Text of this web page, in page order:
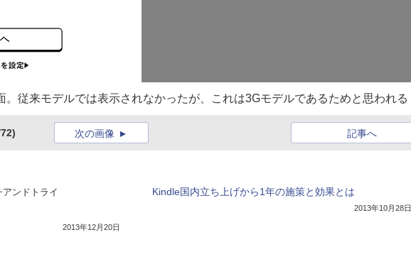
。従来モデルでは表示されなかったが、これは3Gモデルであるためと思われる
記事へ
次の画像
ンドトライ
2013年12月20日
Kindle国内立ち上げから1年の施策と効果とは
2013年10月28日